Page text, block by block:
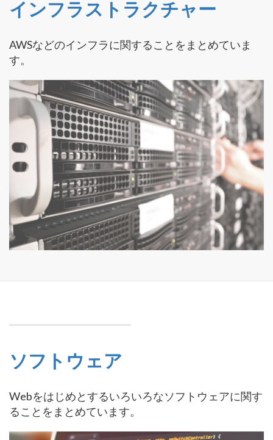
インフラストラクチャー
AWSなどのインフラに関することをまとめていま
す。
ソフトウェア
Webをはじめとするいろいろなソフトウェアに関す
ることをまとめています。